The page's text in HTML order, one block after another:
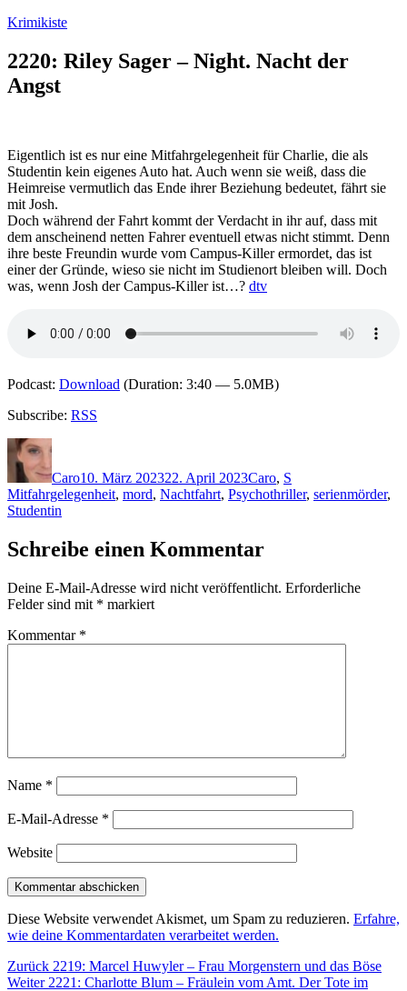
Zum
springen
Krimikiste
2220: Riley Sager – Night. Nacht der
Angst
Eigentlich ist es nur eine Mitfahrgelegenheit für Charlie, die als
Studentin kein eigenes Auto hat. Auch wenn sie weiß, dass die
Heimreise vermutlich das Ende ihrer Beziehung bedeutet, fährt sie
mit Josh.
Doch während der Fahrt kommt der Verdacht in ihr auf, dass mit
dem anscheinend netten Fahrer eventuell etwas nicht stimmt. Denn
ihre beste Freundin wurde vom Campus-Killer ermordet, das ist
einer der Gründe, wieso sie nicht im Studienort bleiben will. Doch
was, wenn Josh der Campus-Killer ist…? dtv
Podcast: Download (Duration: 3:40 — 5.0MB)
Subscribe: RSS
Autor
Caro10. März 202322. April 2023Caro, S
Mitfahrgelegenheit, mord, Nachtfahrt, Psychothriller, serienmörder,
Studentin
Schreibe einen Kommentar
Deine E-Mail-Adresse wird nicht veröffentlicht. Erforderliche
Felder sind mit * markiert
Kommentar *
Name *
E-Mail-Adresse *
Website
Diese Website verwendet Akismet, um Spam zu reduzieren. Erfahre,
wie deine Kommentardaten verarbeitet werden.
Beitragsnavigation
Zurück Vorheriger
Beitrag:
2219: Marcel Huwyler – Frau Morgenstern und das Böse
Weiter Nächster
2221: Charlotte Blum – Fräulein vom Amt. Der Tote im